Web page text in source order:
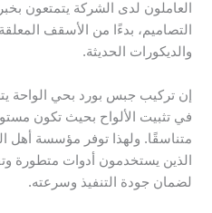
العاملون لدى الشركة يتمتعون
التصاميم، بدءًا من الأسقف
والديكورات الحديثة.
إن تركيب جبس بورد بحي الواحة
في تثبيت الألواح بحيث تكون
متناسقًا. ولهذا توفر مؤسسة أهل
الذين يستخدمون أدوات متطورة
لضمان جودة التنفيذ وسرعته.